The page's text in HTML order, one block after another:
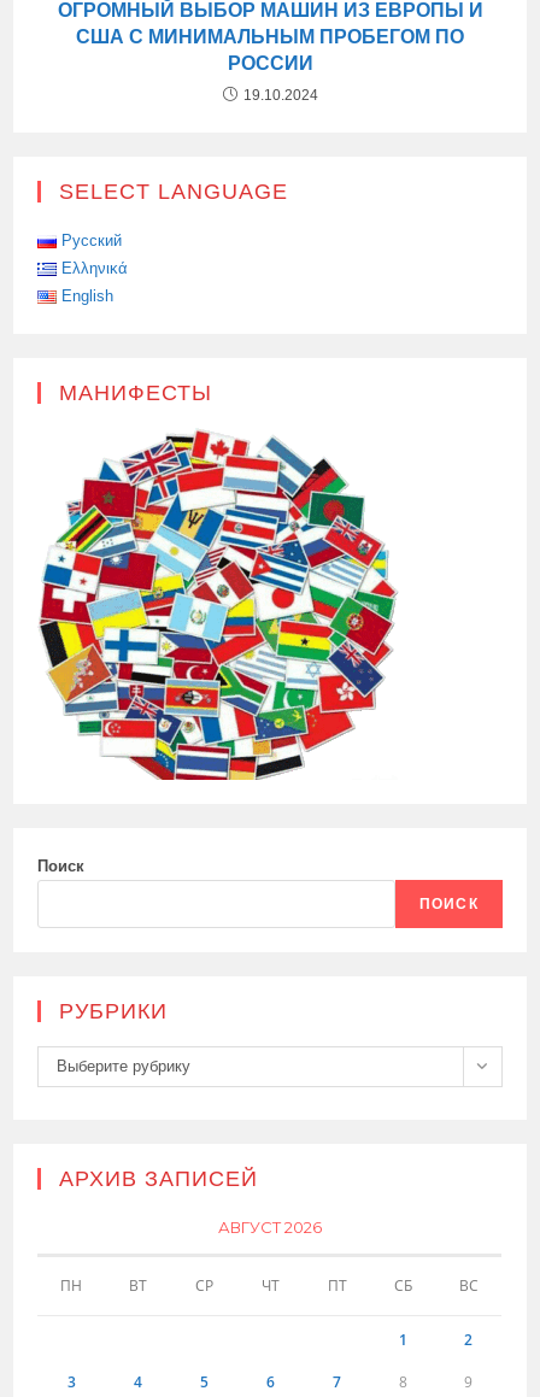
ОГРОМНЫЙ ВЫБОР МАШИН ИЗ ЕВРОПЫ И
США С МИНИМАЛЬНЫМ ПРОБЕГОМ ПО
РОССИИ
19.10.2024
SELECT LANGUAGE
Русский
Ελληνικά
English
МАНИФЕСТЫ
Поиск
ПОИСК
РУБРИКИ
Рубрики
Выберите рубрику
АРХИВ ЗАПИСЕЙ
АВГУСТ 2026
ПН ВТ СР ЧТ ПТ СБ ВС
1 2
3 4 5 6 7 8 9